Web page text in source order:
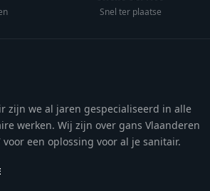
Snel ter plaatse
zijn we al jaren gespecialiseerd in alle
werken. Wij zijn over gans Vlaanderen
een oplossing voor al je sanitair.